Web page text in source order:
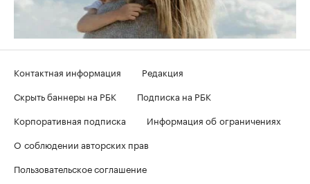
Контактная информация
Редакция
Скрыть баннеры на РБК
Подписка на РБК
Корпоративная подписка
Информация об ограничениях
О соблюдении авторских прав
Пользовательское соглашение